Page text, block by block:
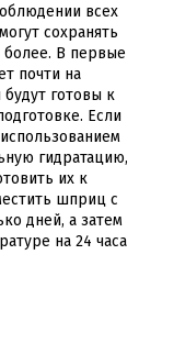
всех
сохранять
более. В первые
почти на
готовы к
Если
гидратацию,
их к
шприц с
дней, а затем
на 24 часа